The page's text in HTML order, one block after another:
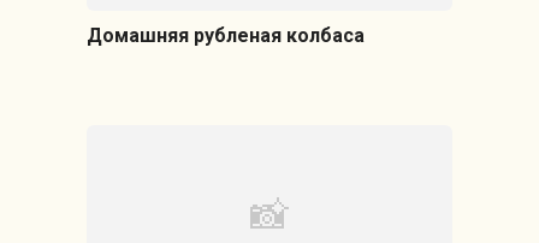
Домашняя рубленая колбаса